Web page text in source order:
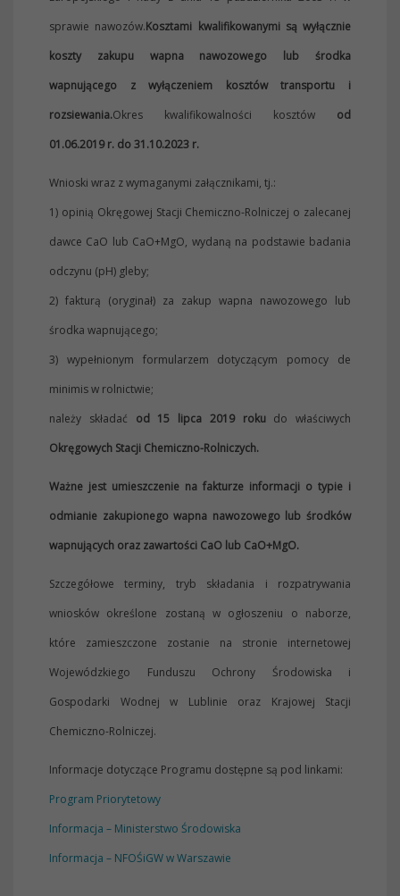
sprawie nawozów.Kosztami kwalifikowanymi są wyłącznie
koszty zakupu wapna nawozowego lub środka
wapnującego z wyłączeniem kosztów transportu i
rozsiewania.Okres kwalifikowalności kosztów od
01.06.2019 r. do 31.10.2023 r.
Wnioski wraz z wymaganymi załącznikami, tj.:
1) opinią Okręgowej Stacji Chemiczno-Rolniczej o zalecanej
dawce CaO lub CaO+MgO, wydaną na podstawie badania
odczynu (pH) gleby;
2) fakturą (oryginał) za zakup wapna nawozowego lub
środka wapnującego;
3) wypełnionym formularzem dotyczącym pomocy de
minimis w rolnictwie;
należy składać od 15 lipca 2019 rokudo właściwych
Okręgowych Stacji Chemiczno-Rolniczych.
Ważne jest umieszczenie na fakturze informacji o typie i
odmianie zakupionego wapna nawozowego lub środków
wapnujących oraz zawartości CaO lub CaO+MgO.
Szczegółowe terminy, tryb składania i rozpatrywania
wniosków określone zostaną w ogłoszeniu o naborze,
które zamieszczone zostanie na stronie internetowej
Wojewódzkiego Funduszu Ochrony Środowiska i
Gospodarki Wodnej w Lublinie oraz Krajowej Stacji
Chemiczno-Rolniczej.
Informacje dotyczące Programu dostępne są pod linkami:
Program Priorytetowy
Informacja – Ministerstwo Środowiska
Informacja – NFOŚiGW w Warszawie